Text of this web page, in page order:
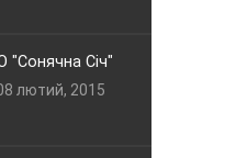
"Сонячна Січ"
лютий, 2015